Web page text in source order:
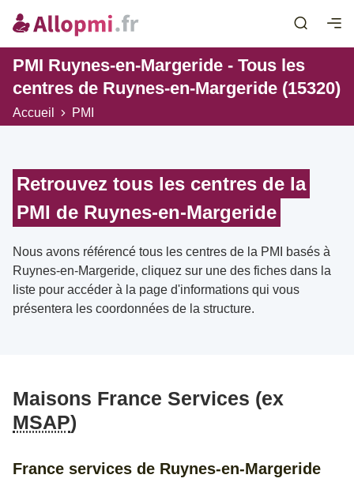
PMI Ruynes-en-Margeride - Tous les
centres de Ruynes-en-Margeride (15320)
Accueil PMI
Retrouvez tous les centres de la
PMI de Ruynes-en-Margeride
Nous avons référencé tous les centres de la PMI basés à
Ruynes-en-Margeride, cliquez sur une des fiches dans la
liste pour accéder à la page d'informations qui vous
présentera les coordonnées de la structure.
Maisons France Services (ex
MSAP)
France services de Ruynes-en-Margeride